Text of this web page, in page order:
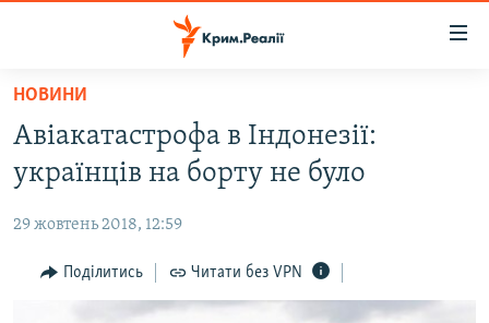
Перейти
основного
матеріалу
Перейти
до
навігації
ВІДЕО ТА ФОТО
ПОЛІТИКА
БЛОГИ
НОВИНИ
Авіакатастрофа в Індонезії:
українців на борту не було
29 жовтень 2018, 12:59
Поділитись Читати без VPN